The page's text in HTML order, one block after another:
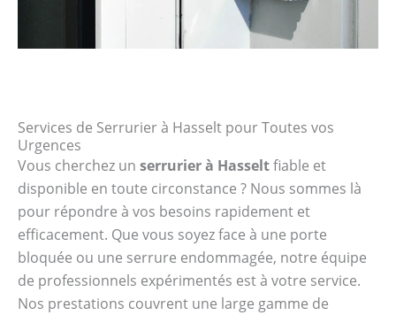
Services de Serrurier à Hasselt pour Toutes vos
Urgences
Vous cherchez un serrurier à Hasseltfiable et
disponible en toute circonstance ? Nous sommes là
pour répondre à vos besoins rapidement et
efficacement. Que vous soyez face à une porte
bloquée ou une serrure endommagée, notre équipe
de professionnels expérimentés est à votre service.
Nos prestations couvrent une large gamme de